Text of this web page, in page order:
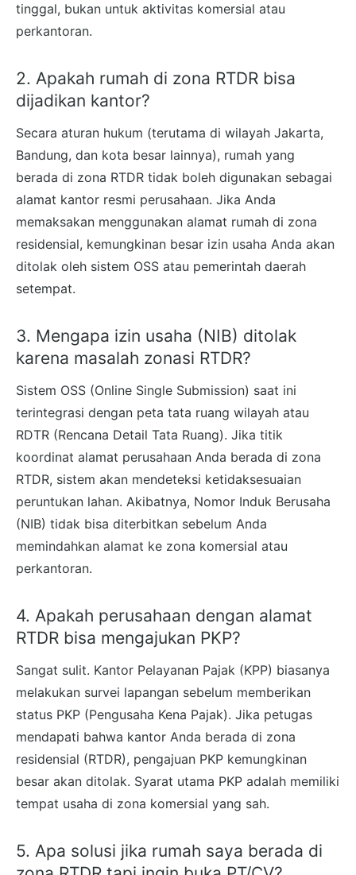
tinggal, bukan untuk aktivitas komersial atau
perkantoran.
2. Apakah rumah di zona RTDR bisa
dijadikan kantor?
Secara aturan hukum (terutama di wilayah Jakarta,
Bandung, dan kota besar lainnya), rumah yang
berada di zona RTDR tidak boleh digunakan sebagai
alamat kantor resmi perusahaan. Jika Anda
memaksakan menggunakan alamat rumah di zona
residensial, kemungkinan besar izin usaha Anda akan
ditolak oleh sistem OSS atau pemerintah daerah
setempat.
3. Mengapa izin usaha (NIB) ditolak
karena masalah zonasi RTDR?
Sistem OSS (Online Single Submission) saat ini
terintegrasi dengan peta tata ruang wilayah atau
RDTR (Rencana Detail Tata Ruang). Jika titik
koordinat alamat perusahaan Anda berada di zona
RTDR, sistem akan mendeteksi ketidaksesuaian
peruntukan lahan. Akibatnya, Nomor Induk Berusaha
(NIB) tidak bisa diterbitkan sebelum Anda
memindahkan alamat ke zona komersial atau
perkantoran.
4. Apakah perusahaan dengan alamat
RTDR bisa mengajukan PKP?
Sangat sulit. Kantor Pelayanan Pajak (KPP) biasanya
melakukan survei lapangan sebelum memberikan
status PKP (Pengusaha Kena Pajak). Jika petugas
mendapati bahwa kantor Anda berada di zona
residensial (RTDR), pengajuan PKP kemungkinan
besar akan ditolak. Syarat utama PKP adalah memiliki
tempat usaha di zona komersial yang sah.
5. Apa solusi jika rumah saya berada di